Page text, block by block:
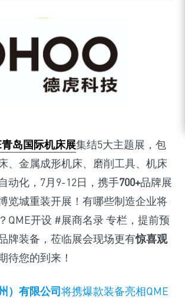
青岛国际机床展集结5大主题展，包
、金属成形机床、磨削工具、机床
动化，7月9-12日，携手700+品牌展
览城重装开展！有哪些制造企业将
QME开设 #展商名录 专栏，提前预
牌装备，莅临展会现场更有惊喜观
待您的到来！
）有限公司将携爆款装备亮相QME